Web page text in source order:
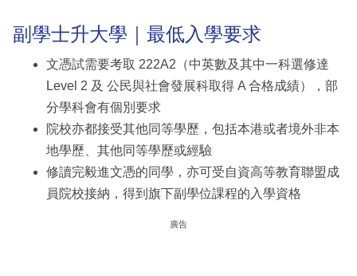
副學士升大學｜最低入學要求
文憑試需要考取 222A2（中英數及其中一科選修達
Level 2 及 公民與社會發展科取得 A 合格成績），部
分學科會有個別要求
院校亦都接受其他同等學歷，包括本港或者境外非本
地學歷、其他同等學歷或經驗
修讀完毅進文憑的同學，亦可受自資高等教育聯盟成
員院校接納，得到旗下副學位課程的入學資格
廣告